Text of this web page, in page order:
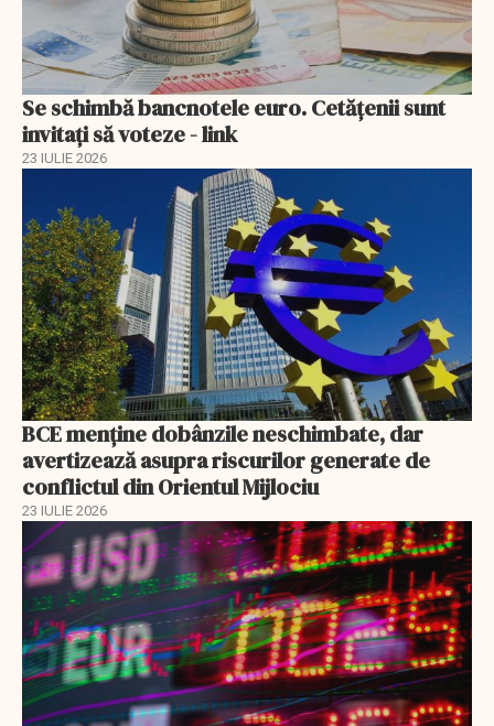
Se schimbă bancnotele euro. Cetățenii sunt
invitați să voteze - link
23 IULIE 2026
BCE menține dobânzile neschimbate, dar
avertizează asupra riscurilor generate de
conflictul din Orientul Mijlociu
23 IULIE 2026